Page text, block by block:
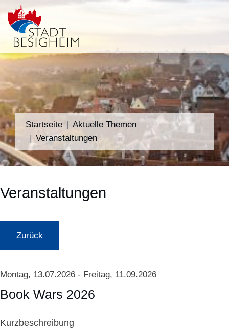
Startseite
Aktuelle Themen
Veranstaltungen
Veranstaltungen
Zurück
Montag, 13.07.2026 - Freitag, 11.09.2026
Book Wars 2026
Kurzbeschreibung